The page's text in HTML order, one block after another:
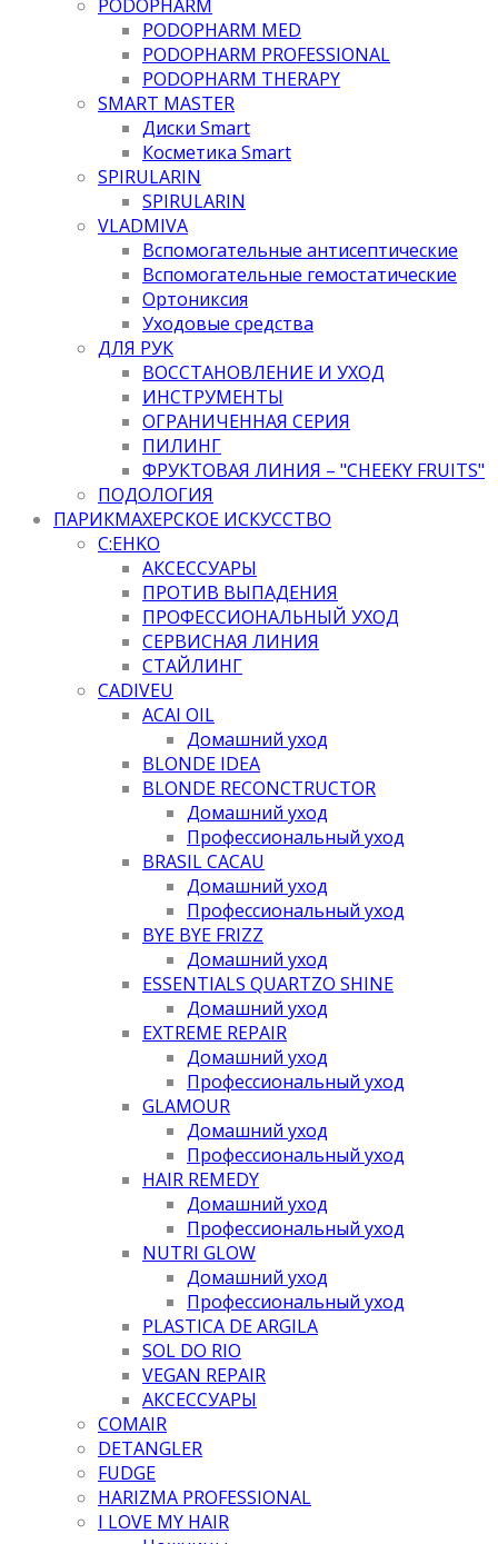
PODOPHARM
PODOPHARM MED
PODOPHARM PROFESSIONAL
PODOPHARM THERAPY
SMART MASTER
Диски Smart
Косметика Smart
SPIRULARIN
SPIRULARIN
VLADMIVA
Вспомогательные антисептические
Вспомогательные гемостатические
Ортониксия
Уходовые средства
ДЛЯ РУК
ВОССТАНОВЛЕНИЕ И УХОД
ИНСТРУМЕНТЫ
ОГРАНИЧЕННАЯ СЕРИЯ
ПИЛИНГ
ФРУКТОВАЯ ЛИНИЯ – "CHEEKY FRUITS"
ПОДОЛОГИЯ
ПАРИКМАХЕРСКОЕ ИСКУССТВО
C:EHKO
АКСЕССУАРЫ
ПРОТИВ ВЫПАДЕНИЯ
ПРОФЕССИОНАЛЬНЫЙ УХОД
СЕРВИСНАЯ ЛИНИЯ
СТАЙЛИНГ
CADIVEU
ACAI OIL
Домашний уход
BLONDE IDEA
BLONDE RECONCTRUCTOR
Домашний уход
Профессиональный уход
BRASIL CACAU
Домашний уход
Профессиональный уход
BYE BYE FRIZZ
Домашний уход
ESSENTIALS QUARTZO SHINE
Домашний уход
EXTREME REPAIR
Домашний уход
Профессиональный уход
GLAMOUR
Домашний уход
Профессиональный уход
HAIR REMEDY
Домашний уход
Профессиональный уход
NUTRI GLOW
Домашний уход
Профессиональный уход
PLASTICA DE ARGILA
SOL DO RIO
VEGAN REPAIR
АКСЕССУАРЫ
COMAIR
DETANGLER
FUDGE
HARIZMA PROFESSIONAL
I LOVE MY HAIR